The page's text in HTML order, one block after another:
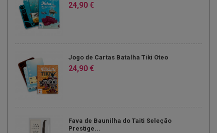
24,90 €
Jogo de Cartas Batalha Tiki Oteo
24,90 €
Fava de Baunilha do Taiti Seleção
Prestige...